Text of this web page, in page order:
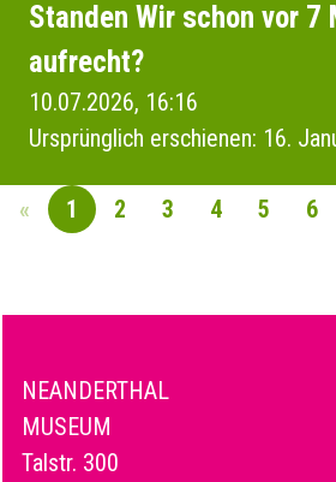
Standen Wir schon vor 7
aufrecht?
10.07.2026, 16:16
Ursprünglich erschienen: 16.
« 1 2 3 4 5 6
NEANDERTHAL
MUSEUM
Talstr. 300